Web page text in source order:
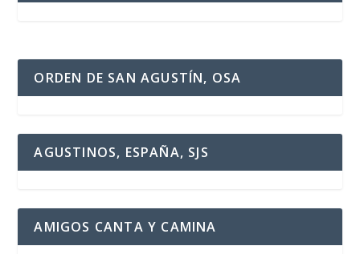
ORDEN DE SAN AGUSTÍN, OSA
AGUSTINOS, ESPAÑA, SJS
AMIGOS CANTA Y CAMINA